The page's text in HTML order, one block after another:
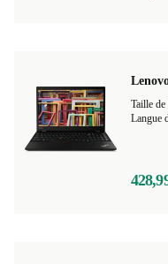
Taille
Langue